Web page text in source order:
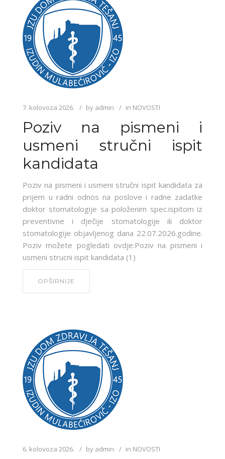
7. kolovoza 2026. by admin in NOVOSTI
Poziv na pismeni i
usmeni stručni ispit
kandidata
Poziv na pismeni i usmeni stručni ispit kandidata za
prijem u radni odnos na poslove i radne zadatke
doktor stomatologije sa položenim spec.ispitom iz
preventivne i dječije stomatologije ili doktor
stomatologije objavljenog dana 22.07.2026.godine.
Poziv možete pogledati ovdje:Poziv na pismeni i
usmeni strucni ispit kandidata (1)
OPŠIRNIJE
6. kolovoza 2026. by admin in NOVOSTI